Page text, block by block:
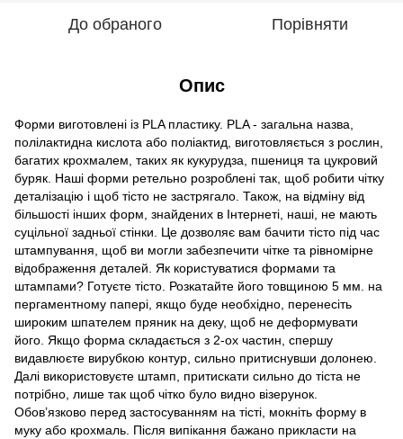
До обраного Порівняти
Опис
Форми виготовлені із PLA пластику. PLA - загальна назва,
полілактидна кислота або поліактид, виготовляється з рослин,
багатих крохмалем, таких як кукурудза, пшениця та цукровий
буряк. Наші форми ретельно розроблені так, щоб робити чітку
деталізацію і щоб тісто не застрягало. Також, на відміну від
більшості інших форм, знайдених в Інтернеті, наші, не мають
суцільної задньої стінки. Це дозволяє вам бачити тісто під час
штампування, щоб ви могли забезпечити чітке та рівномірне
відображення деталей. Як користуватися формами та
штампами? Готуєте тісто. Розкатайте його товщиною 5 мм. на
пергаментному папері, якщо буде необхідно, перенесіть
широким шпателем пряник на деку, щоб не деформувати
його. Якщо форма складається з 2-ох частин, спершу
видавлюєте вирубкою контур, сильно притиснувши долонею.
Далі використовуєте штамп, притискати сильно до тіста не
потрібно, лише так щоб чітко було видно візерунок.
Обов’язково перед застосуванням на тісті, мокніть форму в
муку або крохмаль. Після випікання бажано прикласти на